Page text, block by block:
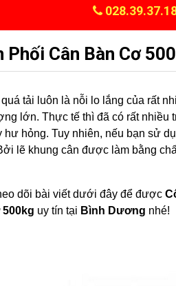
Phối Cân Bàn Cơ
tải luôn là nỗi lo lắng của rất
lớn. Thực tế thì đã có rất nhiều
hư hỏng. Tuy nhiên, nếu bạn sử
lẽ khung cân được làm bằng
dõi bài viết dưới đây để được
uy tín tại Bình Dương nhé!